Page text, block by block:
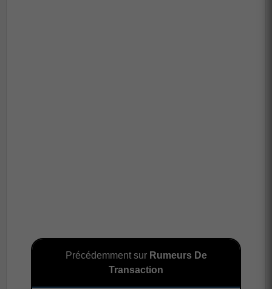
Précédemment sur Rumeurs De
Transaction